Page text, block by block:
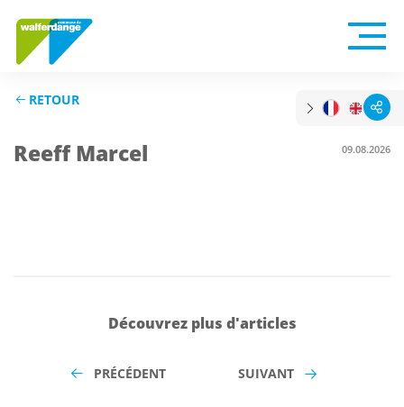
RETOUR
Reeff Marcel 09.08.2026
Découvrez plus d'articles
PRÉCÉDENT SUIVANT